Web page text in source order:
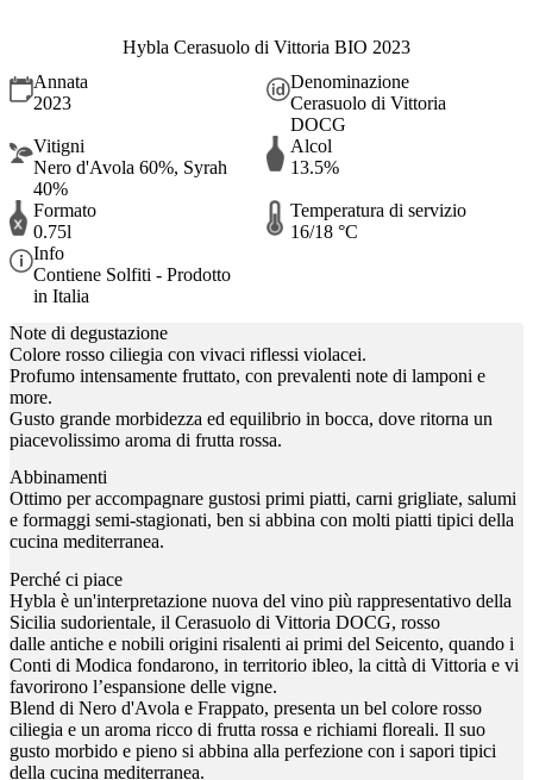
Hybla Cerasuolo di Vittoria BIO 2023
Annata
2023
Denominazione
Cerasuolo di Vittoria
DOCG
Vitigni
Nero d'Avola 60%, Syrah
40%
Alcol
13.5%
Formato
0.75l
Temperatura di servizio
16/18 °C
Info
Contiene Solfiti - Prodotto
in Italia
Note di degustazione
Colore rosso ciliegia con vivaci riflessi violacei.
Profumo intensamente fruttato, con prevalenti note di lamponi e
more.
Gusto grande morbidezza ed equilibrio in bocca, dove ritorna un
piacevolissimo aroma di frutta rossa.
Abbinamenti
Ottimo per accompagnare gustosi primi piatti, carni grigliate, salumi
e formaggi semi-stagionati, ben si abbina con molti piatti tipici della
cucina mediterranea.
Perché ci piace
Hybla è un'interpretazione nuova del vino più rappresentativo della
Sicilia sudorientale, il Cerasuolo di Vittoria DOCG, rosso
dalle antiche e nobili origini risalenti ai primi del Seicento, quando i
Conti di Modica fondarono, in territorio ibleo, la città di Vittoria e vi
favorirono l’espansione delle vigne.
Blend di Nero d'Avola e Frappato, presenta un bel colore rosso
ciliegia e un aroma ricco di frutta rossa e richiami floreali. Il suo
gusto morbido e pieno si abbina alla perfezione con i sapori tipici
della cucina mediterranea.